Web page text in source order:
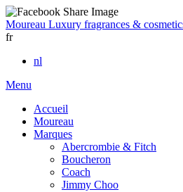
Moureau Luxury fragrances &
fr
nl
Menu
Accueil
Moureau
Marques
Abercrombie & Fitch
Boucheron
Coach
Jimmy Choo